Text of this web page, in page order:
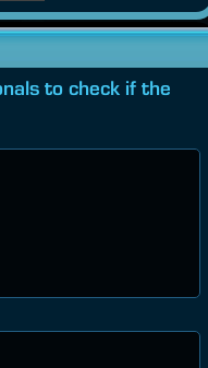
to check if the